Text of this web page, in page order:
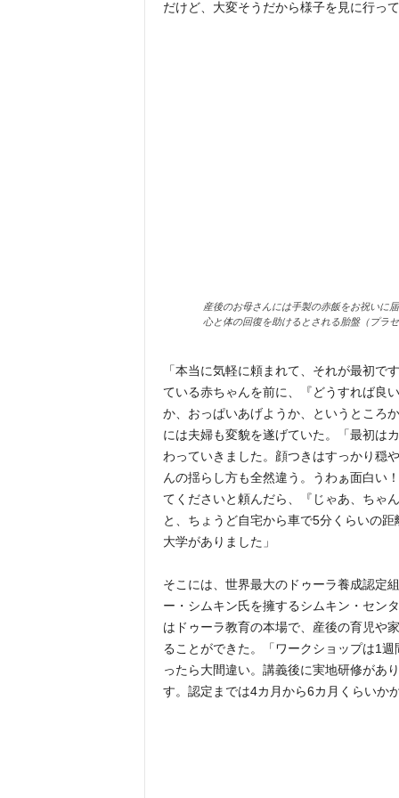
だけど、大変そうだから様子を見に行っ
産後のお母さんには手製の赤飯をお祝いに
心と体の回復を助けるとされる胎盤（プラ
「本当に気軽に頼まれて、それが最初で
ている赤ちゃんを前に、『どうすれば良
か、おっぱいあげようか、というところ
には夫婦も変貌を遂げていた。「最初は
わっていきました。顔つきはすっかり穏
んの揺らし方も全然違う。うわぁ面白い
てくださいと頼んだら、『じゃあ、ちゃ
と、ちょうど自宅から車で5分くらいの
大学がありました」
そこには、世界最大のドゥーラ養成認定
ー・シムキン氏を擁するシムキン・セン
はドゥーラ教育の本場で、産後の育児や
ることができた。「ワークショップは1
ったら大間違い。講義後に実地研修があ
す。認定までは4カ月から6カ月くらいか